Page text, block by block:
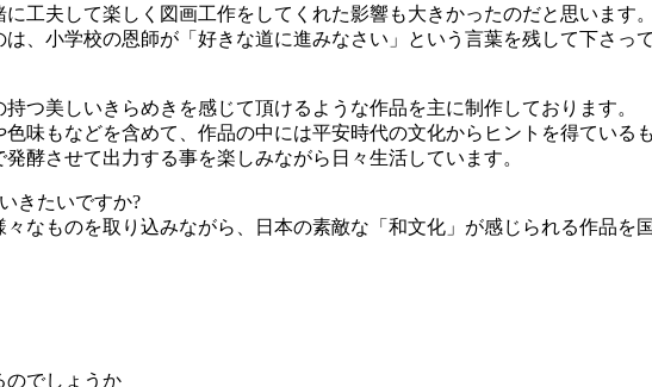
工夫して楽しく図画工作をしてくれた影響も大きかったのだと思います。
、小学校の恩師が「好きな道に進みなさい」という言葉を残して下さっ
つ美しいきらめきを感じて頂けるような作品を主に制作しております。
味もなどを含めて、作品の中には平安時代の文化からヒントを得ているも
酵させて出力する事を楽しみながら日々生活しています。
きたいですか?
なものを取り込みながら、日本の素敵な「和文化」が感じられる作品を
のでしょうか